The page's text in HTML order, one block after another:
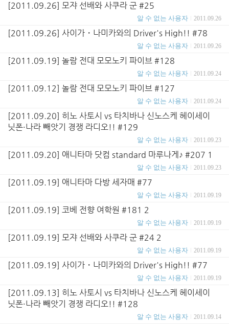
[2011.09.26] 모쟈 선배와 사쿠라 군 #25
알 수 없는 사용자 2011.09.26
[2011.09.26] 사이가・나미카와의 Driver's High!! #78
알 수 없는 사용자 2011.09.26
[2011.09.19] 놀람 전대 모모노키 파이브 #128
알 수 없는 사용자 2011.09.24
[2011.09.12] 놀람 전대 모모노키 파이브 #127
알 수 없는 사용자 2011.09.24
[2011.09.20] 히노 사토시 vs 타치바나 신노스케 헤이세이
닛폰·나라 빼앗기 경쟁 라디오!! #129
알 수 없는 사용자 2011.09.23
[2011.09.20] 애니타마 닷컴 standard 마루나게♪ #207 1
알 수 없는 사용자 2011.09.23
[2011.09.19] 애니타마 다방 세자매 #77
알 수 없는 사용자 2011.09.19
[2011.09.19] 코베 전향 여학원 #181 2
알 수 없는 사용자 2011.09.19
[2011.09.19] 모쟈 선배와 사쿠라 군 #24 2
알 수 없는 사용자 2011.09.19
[2011.09.19] 사이가・나미카와의 Driver's High!! #77
알 수 없는 사용자 2011.09.19
[2011.09.13] 히노 사토시 vs 타치바나 신노스케 헤이세이
닛폰·나라 빼앗기 경쟁 라디오!! #128
알 수 없는 사용자 2011.09.14